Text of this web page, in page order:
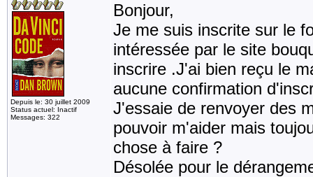
Depuis le: 30 juillet 2009
Status actuel: Inactif
Messages: 322
Bonjour,
Je me suis inscrite sur le
intéressée par le site
inscrire .J'ai bien reçu le
aucune confirmation
J'essaie de renvoyer des
pouvoir m'aider mais
chose à faire ?
Désolée pour le